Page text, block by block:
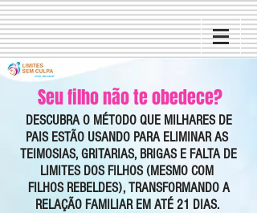
Seu filho não te obedece?
CURSO 100% ONLINE
DESCUBRA O MÉTODO QUE MILHARES DE
PAIS ESTÃO USANDO PARA ELIMINAR AS
TEIMOSIAS, GRITARIAS, BRIGAS E FALTA DE
LIMITES DOS FILHOS (MESMO COM
FILHOS REBELDES), TRANSFORMANDO A
RELAÇÃO FAMILIAR EM ATÉ 21 DIAS.